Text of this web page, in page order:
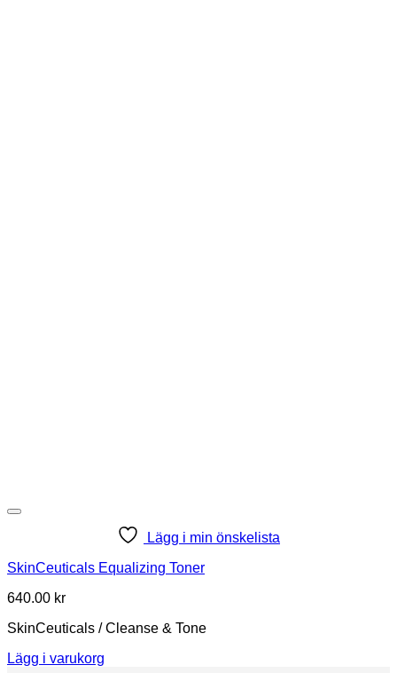
Lägg i min önskelista
SkinCeuticals Equalizing Toner
640.00 kr
SkinCeuticals / Cleanse & Tone
Lägg i varukorg